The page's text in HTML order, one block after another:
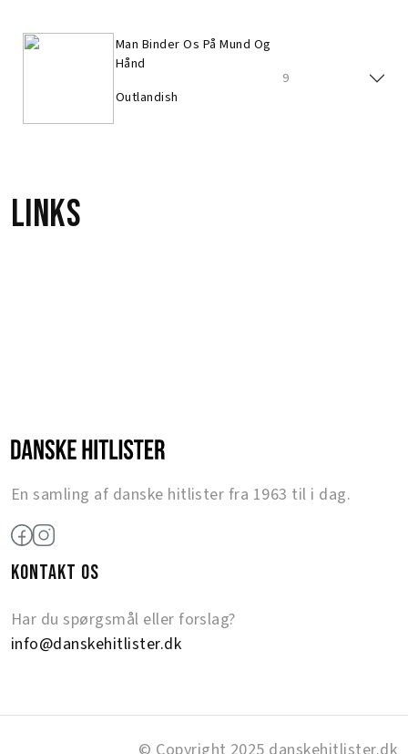
Man Binder Os På Mund Og
Hånd
Outlandish
9
Links
En samling af danske hitlister fra 1963 til i dag.
KONTAKT OS
Har du spørgsmål eller forslag?
info@danskehitlister.dk